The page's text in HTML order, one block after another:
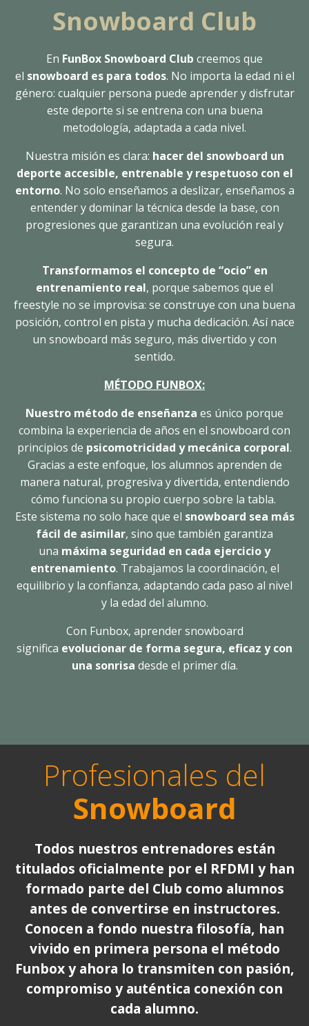
Snowboard Club
En FunBox Snowboard Club creemos que
el snowboard es para todos. No importa la edad ni el
género: cualquier persona puede aprender y disfrutar
este deporte si se entrena con una buena
metodología, adaptada a cada nivel.
Nuestra misión es clara: hacer del snowboard un
deporte accesible, entrenable y respetuoso con el
entorno. No solo enseñamos a deslizar, enseñamos a
entender y dominar la técnica desde la base, con
progresiones que garantizan una evolución real y
segura.
Transformamos el concepto de “ocio” en
entrenamiento real, porque sabemos que el
freestyle no se improvisa: se construye con una buena
posición, control en pista y mucha dedicación. Así nace
un snowboard más seguro, más divertido y con
sentido.
MÉTODO FUNBOX:
Nuestro método de enseñanza es único porque
combina la experiencia de años en el snowboard con
principios de psicomotricidad y mecánica corporal.
Gracias a este enfoque, los alumnos aprenden de
manera natural, progresiva y divertida, entendiendo
cómo funciona su propio cuerpo sobre la tabla.
Este sistema no solo hace que el snowboard sea más
fácil de asimilar, sino que también garantiza
una máxima seguridad en cada ejercicio y
entrenamiento. Trabajamos la coordinación, el
equilibrio y la confianza, adaptando cada paso al nivel
y la edad del alumno.
Con Funbox, aprender snowboard
significa evolucionar de forma segura, eficaz y con
una sonrisa desde el primer día.
Profesionales del
Snowboard
Todos nuestros entrenadores están
titulados oficialmente por el RFDMI y han
formado parte del Club como alumnos
antes de convertirse en instructores.
Conocen a fondo nuestra filosofía, han
vivido en primera persona el método
Funbox y ahora lo transmiten con pasión,
compromiso y auténtica conexión con
cada alumno.